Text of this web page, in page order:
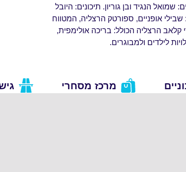
הנגיד ובן גוריון. תיכונים: היובל
אופניים, ספורטק הרצליה, המטווח
קלאב הרצליה הכולל: בריכה אולימפית,
לילדים ולמבוגרים.
מרכז מסחרי